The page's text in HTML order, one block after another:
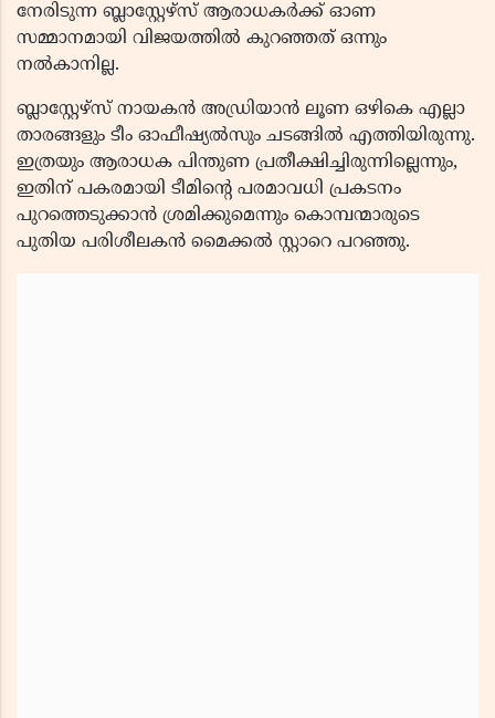
നേരിടുന്ന ബ്ലാസ്റ്റേഴ്‌സ് ആരാധകർക്ക് ഓണ
സമ്മാനമായി വിജയത്തിൽ കുറഞ്ഞത് ഒന്നും
നൽകാനില്ല.
ബ്ലാസ്റ്റേഴ്‌സ് നായകൻ അഡ്രിയാൻ ലൂണ ഒഴികെ എല്ലാ
താരങ്ങളും ടീം ഓഫീഷ്യൽസും ചടങ്ങിൽ എത്തിയിരുന്നു.
ഇത്രയും ആരാധക പിന്തുണ പ്രതീക്ഷിച്ചിരുന്നില്ലെന്നും,
ഇതിന് പകരമായി ടീമിന്റെ പരമാവധി പ്രകടനം
പുറത്തെടുക്കാൻ ശ്രമിക്കുമെന്നും കൊമ്പന്മാരുടെ
പുതിയ പരിശീലകൻ മൈക്കൽ സ്റ്റാറെ പറഞ്ഞു.